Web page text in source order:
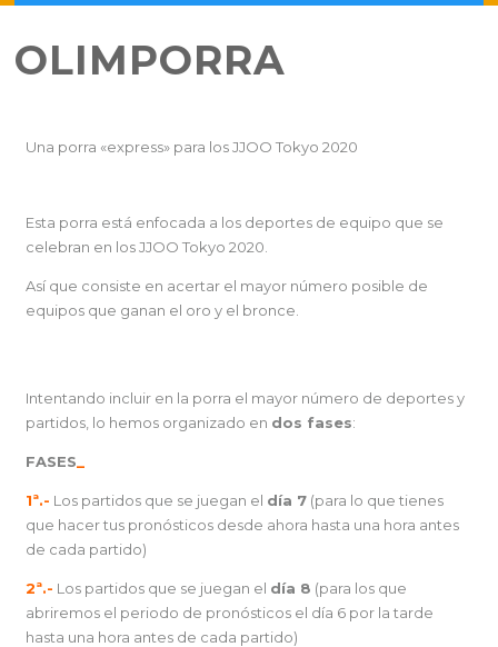
OLIMPORRA
Una porra «express» para los JJOO Tokyo 2020
Esta porra está enfocada a los deportes de equipo que se
celebran en los JJOO Tokyo 2020.
Así que consiste en acertar el mayor número posible de
equipos que ganan el oro y el bronce.
Intentando incluir en la porra el mayor número de deportes y
partidos, lo hemos organizado en dos fases:
FASES
1ª.- Los partidos que se juegan el día 7 (para lo que tienes
que hacer tus pronósticos desde ahora hasta una hora antes
de cada partido)
2ª.- Los partidos que se juegan el día 8 (para los que
abriremos el periodo de pronósticos el día 6 por la tarde
hasta una hora antes de cada partido)